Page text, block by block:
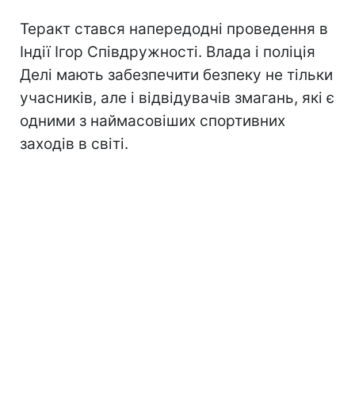
Теракт стався напередодні проведення в
Індії Ігор Співдружності. Влада і поліція
Делі мають забезпечити безпеку не тільки
учасників, але і відвідувачів змагань, які є
одними з наймасовіших спортивних
заходів в світі.